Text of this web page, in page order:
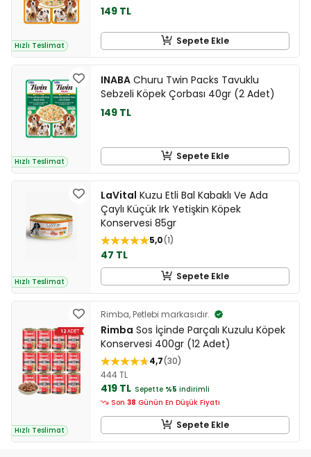
Hızlı Teslimat
149 TL
Sepete Ekle
Hızlı Teslimat
INABA Churu Twin Packs Tavuklu
Sebzeli Köpek Çorbası 40gr (2 Adet)
149 TL
Sepete Ekle
Hızlı Teslimat
LaVital Kuzu Etli Bal Kabaklı Ve Ada
Çaylı Küçük Irk Yetişkin Köpek
Konservesi 85gr
5,0 1
47 TL
Sepete Ekle
Hızlı Teslimat
Rimba, Petlebi markasıdır.
Rimba Sos İçinde Parçalı Kuzulu Köpek
Konservesi 400gr (12 Adet)
4,7 30
444 TL
419 TL Sepette %5 indirimli
Son 38 Günün En Düşük Fiyatı
Sepete Ekle